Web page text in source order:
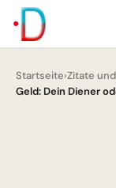
Startseite›Zitate
Geld: Dein Diener